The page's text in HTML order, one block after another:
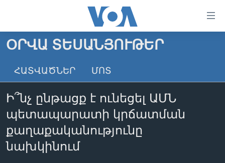
անցնել
հիմնական
անցնել
բովանդակությանը
հիմնական
բովանդակություն
ԳԼԽԱՎՈՐ ԷՋ
ԼՈՒՐԵՐ
ՏԵՍԱՆՅՈՒԹԵՐ
ՖԻԼՄԵՐ
ՄԵՐ ՄԱՍԻՆ
ՕՐՎԱ ՏԵՍԱՆՅՈՒԹԵՐ
ՀԱՏՎԱԾՆԵՐ ՄՈՏ
Ի՞նչ ընթացք է ունեցել ԱՄՆ
պետապարատի կրճատման
քաղաքականությունը
նախկինում